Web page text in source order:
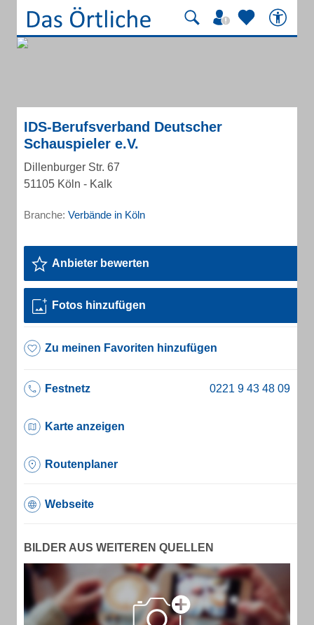
IDS-Berufsverband Deutscher
Schauspieler e.V.
Dillenburger Str. 67
51105 Köln - Kalk
Branche: Verbände in Köln
Anbieter bewerten
Fotos hinzufügen
Zu meinen Favoriten hinzufügen
Festnetz
Karte anzeigen
Routenplaner
Webseite
BILDER AUS WEITEREN QUELLEN